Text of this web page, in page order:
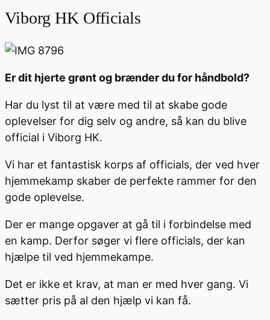
Viborg HK Officials
Er dit hjerte grønt og brænder du for håndbold?
Har du lyst til at være med til at skabe gode
oplevelser for dig selv og andre, så kan du blive
official i Viborg HK.
Vi har et fantastisk korps af officials, der ved hver
hjemmekamp skaber de perfekte rammer for den
gode oplevelse.
Der er mange opgaver at gå til i forbindelse med
en kamp. Derfor søger vi flere officials, der kan
hjælpe til ved hjemmekampe.
Det er ikke et krav, at man er med hver gang. Vi
sætter pris på al den hjælp vi kan få.